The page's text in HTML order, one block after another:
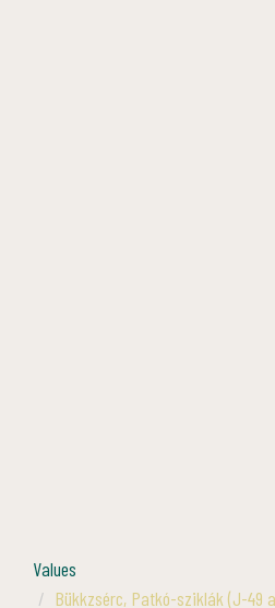
Values
Bükkzsérc, Patkó-sziklák (J-49